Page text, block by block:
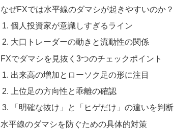
なぜFXでは水平線のダマシが起きやすいのか？
個人投資家が意識しすぎるライン
大口トレーダーの動きと流動性の関係
FXでダマシを見抜く3つのチェックポイント
出来高の増加とローソク足の形に注目
上位足の方向性と乖離の確認
「明確な抜け」と「ヒゲだけ」の違いを判断
水平線のダマシを防ぐための具体的対策